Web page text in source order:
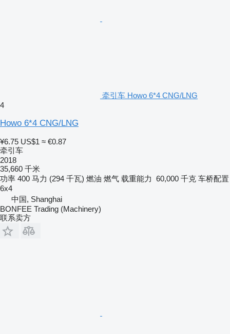
牵引车 Howo 6*4 CNG/LNG
4
Howo 6*4 CNG/LNG
¥6.75 US$1 ≈ €0.87
牵引车
2018
35,660 千米
功率 400 马力 (294 千瓦) 燃油 燃气 载重能力 60,000 千克 车桥配置
6x4
中国, Shanghai
BONFEE Trading (Machinery)
联系卖方